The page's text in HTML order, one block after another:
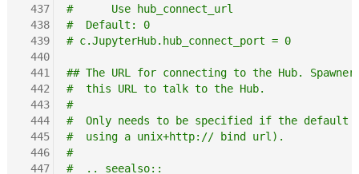
437
438
439
440
441
442
443
444
445
446
447
#      Use hub_connect_url
#  Default: 0
# c.JupyterHub.hub_connect_port = 0
## The URL for connecting to the Hub.
#  this URL to talk to the Hub.
#
#  Only needs to be specified if the default
#  using a unix+http:// bind url).
#
#  .. seealso::